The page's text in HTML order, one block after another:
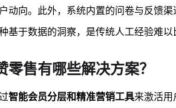
动向。此外，系统内置的问卷与反馈
于数据的洞察，是传统人工经验难以
售有哪些解决方案？
智能会员分层和精准营销工具来激活